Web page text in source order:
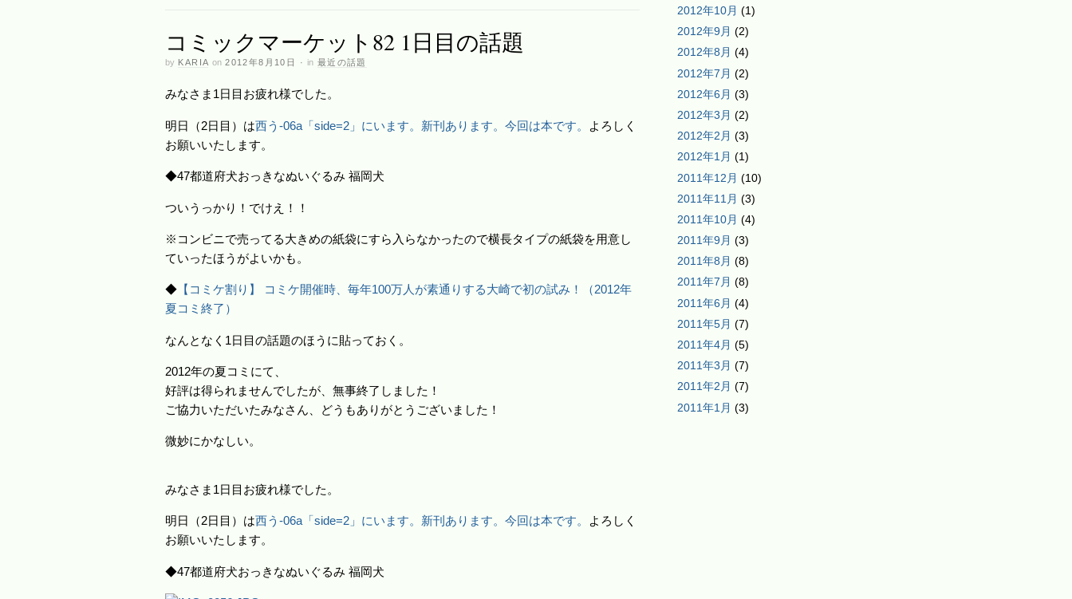
コミックマーケット82 1日目の話題
by KARIA on 2012年8月10日 · in 最近の話題
みなさま1日目お疲れ様でした。
明日（2日目）は西う-06a「side=2」にいます。新刊あります。今回は本です。
よろしく
お願いいたします。
◆47都道府犬おっきなぬいぐるみ 福岡犬
ついうっかり！でけえ！！
※コンビニで売ってる大きめの紙袋にすら入らなかったので横長タイプの紙袋を用意し
ていったほうがよいかも。
◆ 【コミケ割り】 コミケ開催時、毎年100万人が素通りする大崎で初の試み！（2012年
夏コミ終了）
なんとなく1日目の話題のほうに貼っておく。
2012年の夏コミにて、
好評は得られませんでしたが、無事終了しました！
ご協力いただいたみなさん、どうもありがとうございました！
微妙にかなしい。
みなさま1日目お疲れ様でした。
明日（2日目）は西う-06a「side=2」にいます。新刊あります。今回は本です。
よろしく
お願いいたします。
◆47都道府犬おっきなぬいぐるみ 福岡犬
2012年10月 (1)
2012年9月 (2)
2012年8月 (4)
2012年7月 (2)
2012年6月 (3)
2012年3月 (2)
2012年2月 (3)
2012年1月 (1)
2011年12月 (10)
2011年11月 (3)
2011年10月 (4)
2011年9月 (3)
2011年8月 (8)
2011年7月 (8)
2011年6月 (4)
2011年5月 (7)
2011年4月 (5)
2011年3月 (7)
2011年2月 (7)
2011年1月 (3)